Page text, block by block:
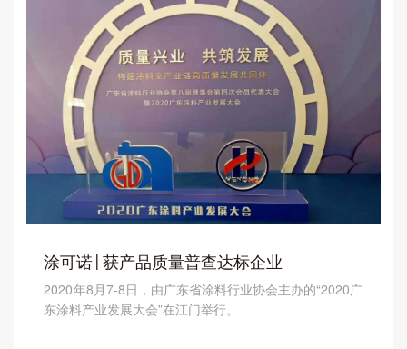
涂可诺│获产品质量普查达标企业
2020年8月7-8日，由广东省涂料行业协会主办的“2020广
东涂料产业发展大会”在江门举行。